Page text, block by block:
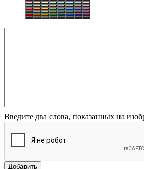
Введите два слова, показанных на